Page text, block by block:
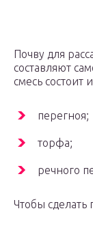
Почву для
составляют
смесь состоит
перегноя;
торфа;
речного
Чтобы сделать